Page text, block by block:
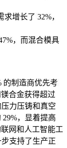
增长了 32%，
，而混合模具
的制造商优先考
合金获得超过
力压铸和真空
，显着提高
网和人工智能工
支持了生产正